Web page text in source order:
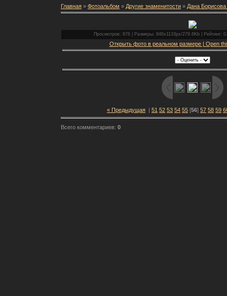
Главная » Фотоальбом » Другие знаменитости » Дана
Просмотров: 876 | Размеры: 846x1133px/279.6Kb | Рейтинг:
Открыть фото в реальном размере | Open
« Предыдущая | 51 52 53 54 55 [56] 57 58 59
Всего комментариев: 0